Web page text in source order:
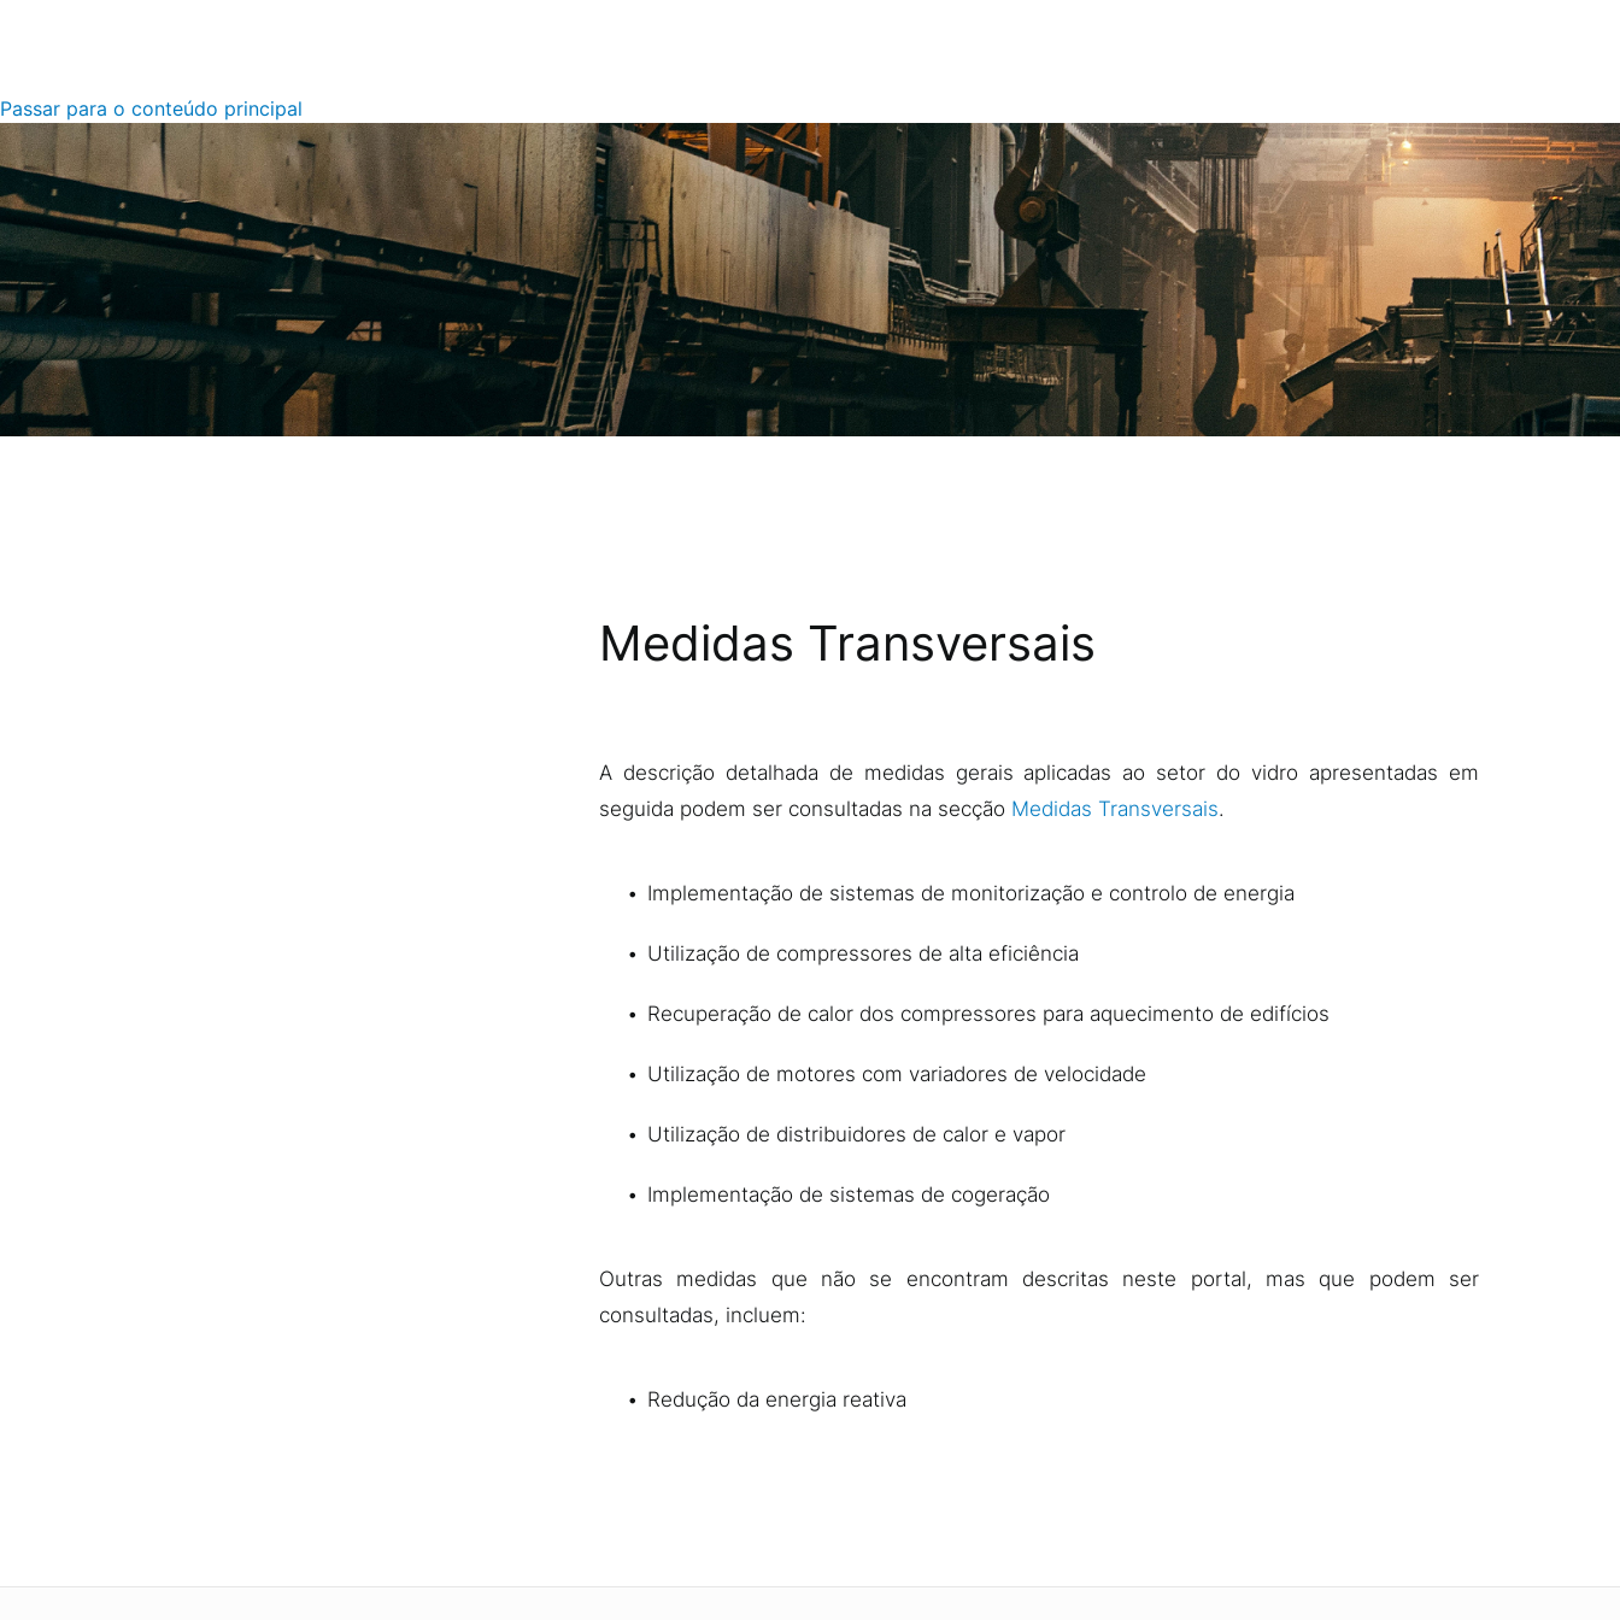
Passar para o conteúdo principal
Medidas Transversais
Descrição
A descrição detalhada de medidas gerais aplicadas ao setor do vidro apresentadas em
seguida podem ser consultadas na secção Medidas Transversais.
Implementação de sistemas de monitorização e controlo de energia
Utilização de compressores de alta eficiência
Recuperação de calor dos compressores para aquecimento de edifícios
Utilização de motores com variadores de velocidade
Utilização de distribuidores de calor e vapor
Implementação de sistemas de cogeração
Outras medidas que não se encontram descritas neste portal, mas que podem ser
consultadas, incluem:
Redução da energia reativa